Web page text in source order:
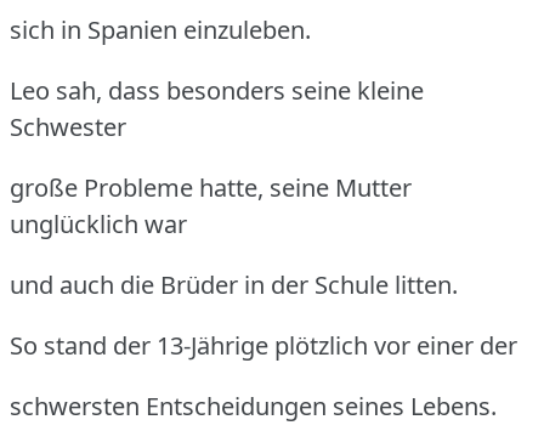
sich in Spanien einzuleben.
Leo sah, dass besonders seine kleine
Schwester
große Probleme hatte, seine Mutter
unglücklich war
und auch die Brüder in der Schule litten.
So stand der 13-Jährige plötzlich vor einer der
schwersten Entscheidungen seines Lebens.